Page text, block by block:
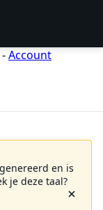
Account
en is
je deze taal?